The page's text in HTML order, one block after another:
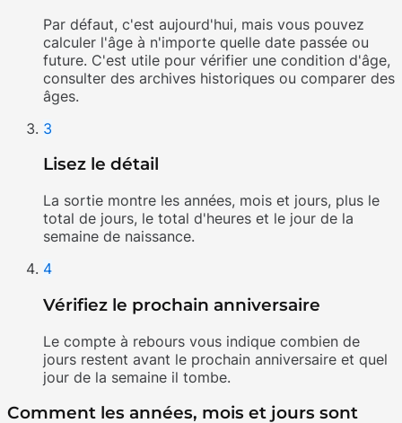
Par défaut, c'est aujourd'hui, mais vous pouvez
calculer l'âge à n'importe quelle date passée ou
future. C'est utile pour vérifier une condition d'âge,
consulter des archives historiques ou comparer des
âges.
3
Lisez le détail
La sortie montre les années, mois et jours, plus le
total de jours, le total d'heures et le jour de la
semaine de naissance.
4
Vérifiez le prochain anniversaire
Le compte à rebours vous indique combien de
jours restent avant le prochain anniversaire et quel
jour de la semaine il tombe.
Comment les années, mois et jours sont